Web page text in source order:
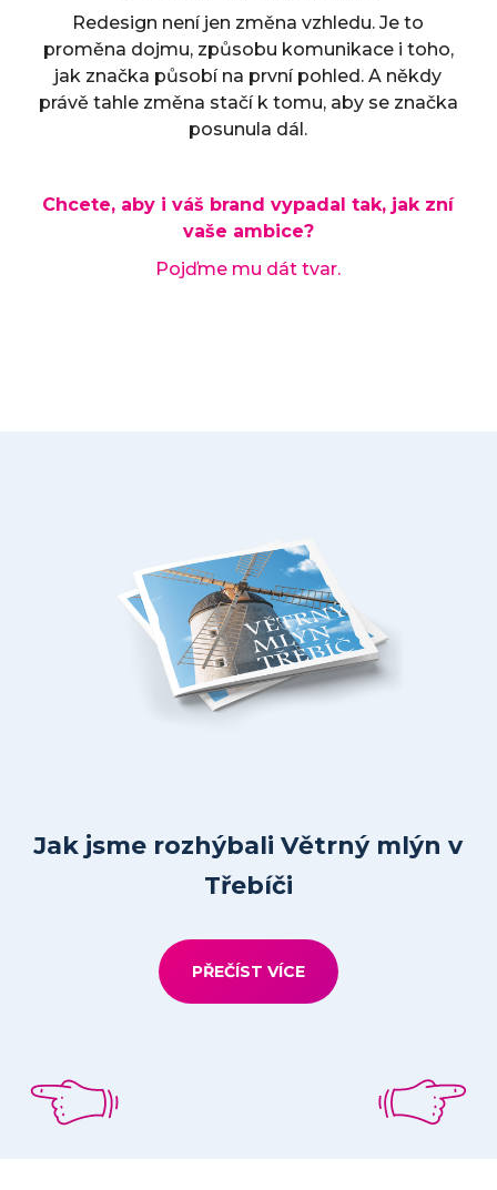
Redesign není jen změna vzhledu. Je to
proměna dojmu, způsobu komunikace i toho,
jak značka působí na první pohled. A někdy
právě tahle změna stačí k tomu, aby se značka
posunula dál.
Chcete, aby i váš brand vypadal tak, jak zní
vaše ambice?
Pojďme mu dát tvar.
Jak jsme rozhýbali Větrný mlýn v
Třebíči
PŘEČÍST VÍCE